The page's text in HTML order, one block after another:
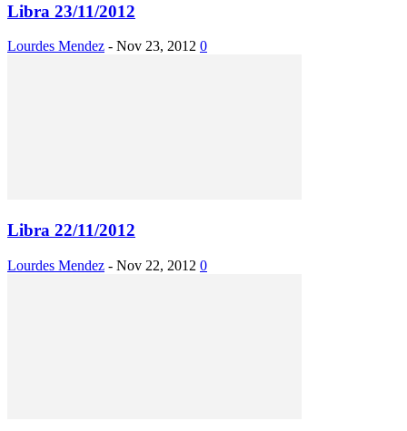
Libra 23/11/2012
Lourdes Mendez - Nov 23, 2012 0
Libra 22/11/2012
Lourdes Mendez - Nov 22, 2012 0